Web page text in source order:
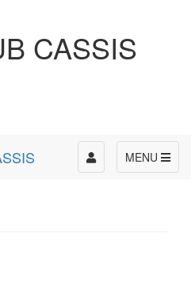
CASSIS
MENU
Toggle
navigation